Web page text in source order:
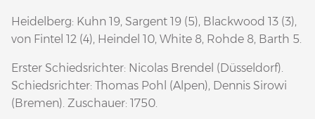
Heidelberg: Kuhn 19, Sargent 19 (5), Blackwood 13 (3),
von Fintel 12 (4), Heindel 10, White 8, Rohde 8, Barth 5.
Erster Schiedsrichter: Nicolas Brendel (Düsseldorf).
Schiedsrichter: Thomas Pohl (Alpen), Dennis Sirowi
(Bremen). Zuschauer: 1750.